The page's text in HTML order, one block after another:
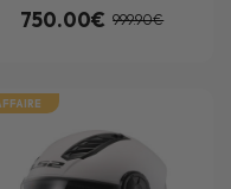
750.00€ 999.90€